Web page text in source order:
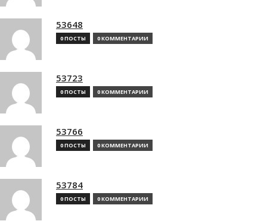
53648
0 ПОСТЫ 0 КОММЕНТАРИИ
53723
0 ПОСТЫ 0 КОММЕНТАРИИ
53766
0 ПОСТЫ 0 КОММЕНТАРИИ
53784
0 ПОСТЫ 0 КОММЕНТАРИИ